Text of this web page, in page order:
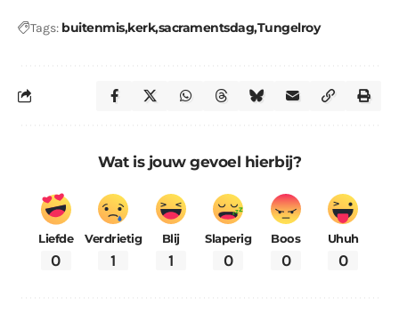
Tags: buitenmiskerksacramentsdagTungelroy
Wat is jouw gevoel hierbij?
Liefde
0
Verdrietig
1
Blij
1
Slaperig
0
Boos
0
Uhuh
0